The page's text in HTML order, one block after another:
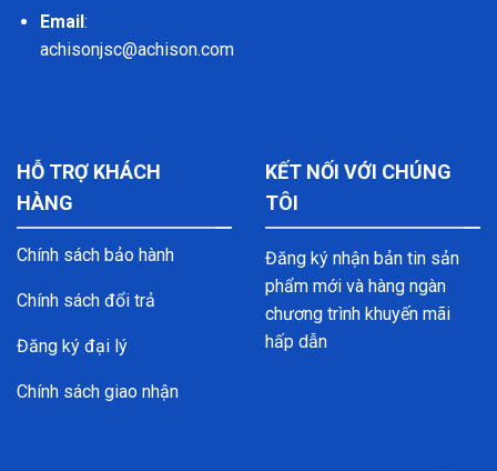
Email:
achisonjsc@achison.com
HỖ TRỢ KHÁCH
HÀNG
Chính sách bảo hành
Chính sách đổi trả
Đăng ký đại lý
Chính sách giao nhận
KẾT NỐI VỚI CHÚNG
TÔI
Đăng ký nhận bản tin sản
phẩm mới và hàng ngàn
chương trình khuyến mãi
hấp dẫn